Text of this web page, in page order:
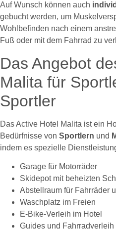
Auf Wunsch können auch
gebucht werden, um
Wohlbefinden nach einem
Fuß oder mit dem Fahrrad zu
Das Angebot
Malita für
Sportler
Das Active Hotel Malita ist ein
Bedürfnisse von Sportlern und
indem es spezielle
Garage für Motorräder
Skidepot mit beheizten
Abstellraum für Fahrräder
Waschplatz im Freien
E-Bike-Verleih im Hotel
Guides und